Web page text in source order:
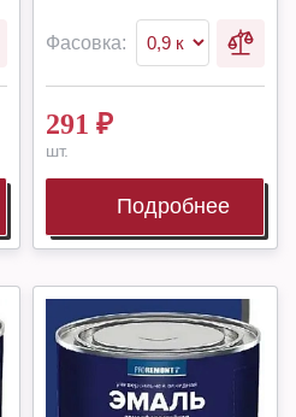
Фасовка:
291 ₽
шт.
Подробнее